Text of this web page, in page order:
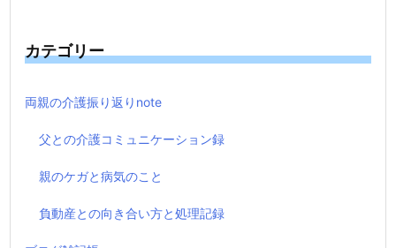
カテゴリー
両親の介護振り返りnote
父との介護コミュニケーション録
親のケガと病気のこと
負動産との向き合い方と処理記録